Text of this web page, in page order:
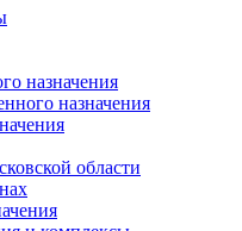
назначения
назначения
области